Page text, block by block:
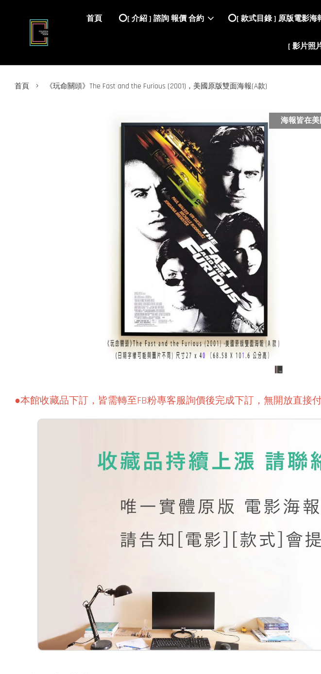
首頁 ⭕️[ 介紹 ] 諮詢 報價 合約 ⭕️[ 款式目錄 ] 原版電影海
[ 影片照
首頁 › 《玩命關頭》The Fast and the Furious (2001)，美國原版雙面海報(A款)
海報皆在
●本館收藏品下訂，皆需轉至FB粉專客服詢價後完成下訂，無開放直接